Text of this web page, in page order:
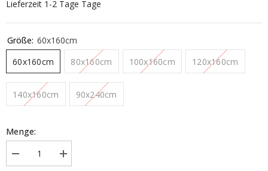
Lieferzeit 1-2 Tage Tage
Größe: 60x160cm
60x160cm
80x160cm 100x160cm 120x160cm
140x160cm 90x240cm
Menge:
verringern
Menge
erhöhen